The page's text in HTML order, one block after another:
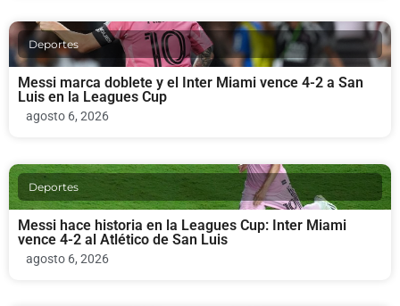
Deportes
Messi marca doblete y el Inter Miami vence 4-2 a San
Luis en la Leagues Cup
agosto 6, 2026
Deportes
Messi hace historia en la Leagues Cup: Inter Miami
vence 4-2 al Atlético de San Luis
agosto 6, 2026